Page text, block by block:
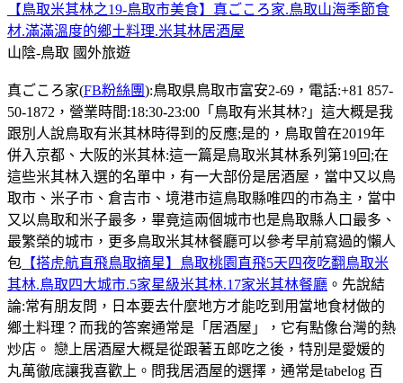
【鳥取米其林之19-鳥取市美食】真ごころ家.鳥取山海季節食
材.滿滿溫度的鄉土料理.米其林居酒屋
山陰-鳥取 國外旅遊
真ごころ家(FB粉絲團):鳥取県鳥取市富安2-69，電話:+81 857-
50-1872，營業時間:18:30-23:00「鳥取有米其林?」這大概是我
跟別人說鳥取有米其林時得到的反應;是的，鳥取曾在2019年
併入京都、大阪的米其林:這一篇是鳥取米其林系列第19回;在
這些米其林入選的名單中，有一大部份是居酒屋，當中又以鳥
取市、米子市、倉吉市、境港市這鳥取縣唯四的市為主，當中
又以鳥取和米子最多，畢竟這兩個城市也是鳥取縣人口最多、
最繁榮的城市，更多鳥取米其林餐廳可以參考早前寫過的懶人
包 【搭虎航直飛鳥取摘星】鳥取桃園直飛5天四夜吃翻鳥取米
其林.鳥取四大城市.5家星級米其林.17家米其林餐廳 。先說結
論:常有朋友問，日本要去什麼地方才能吃到用當地食材做的
鄉土料理？而我的答案通常是「居酒屋」，它有點像台灣的熱
炒店。 戀上居酒屋大概是從跟著五郎吃之後，特別是愛媛的
丸萬徹底讓我喜歡上。問我居酒屋的選擇，通常是tabelog 百